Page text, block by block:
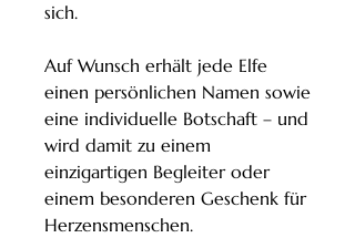
sich.
Auf Wunsch erhält jede Elfe
einen persönlichen Namen sowie
eine individuelle Botschaft – und
wird damit zu einem
einzigartigen Begleiter oder
einem besonderen Geschenk für
Herzensmenschen.